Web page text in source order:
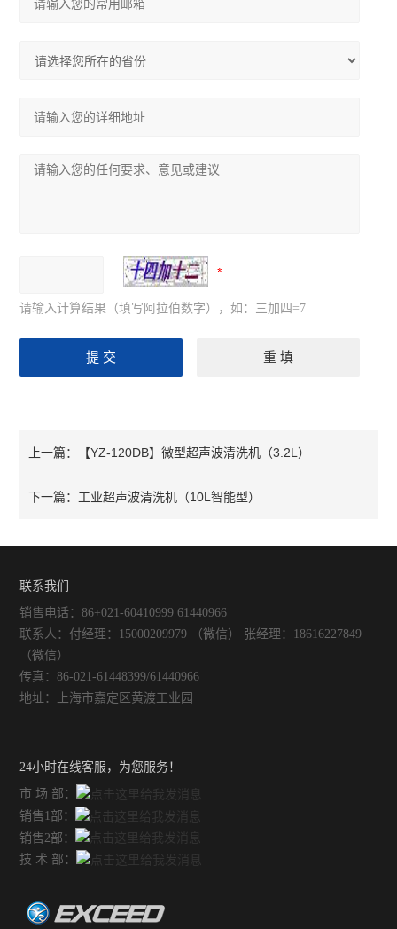
请输入计算结果（填写阿拉伯数字），如：三加四=7
上一篇： 【YZ-120DB】微型超声波清洗机（3.2L）
下一篇： 工业超声波清洗机（10L智能型）
联系我们
销售电话：86+021-60410999 61440966
联系人：付经理：15000209979 （微信） 张经理：18616227849
（微信）
传真：86-021-61448399/61440966
地址：上海市嘉定区黄渡工业园
24小时在线客服，为您服务！
市 场 部：
销售1部：
销售2部：
技 术 部：